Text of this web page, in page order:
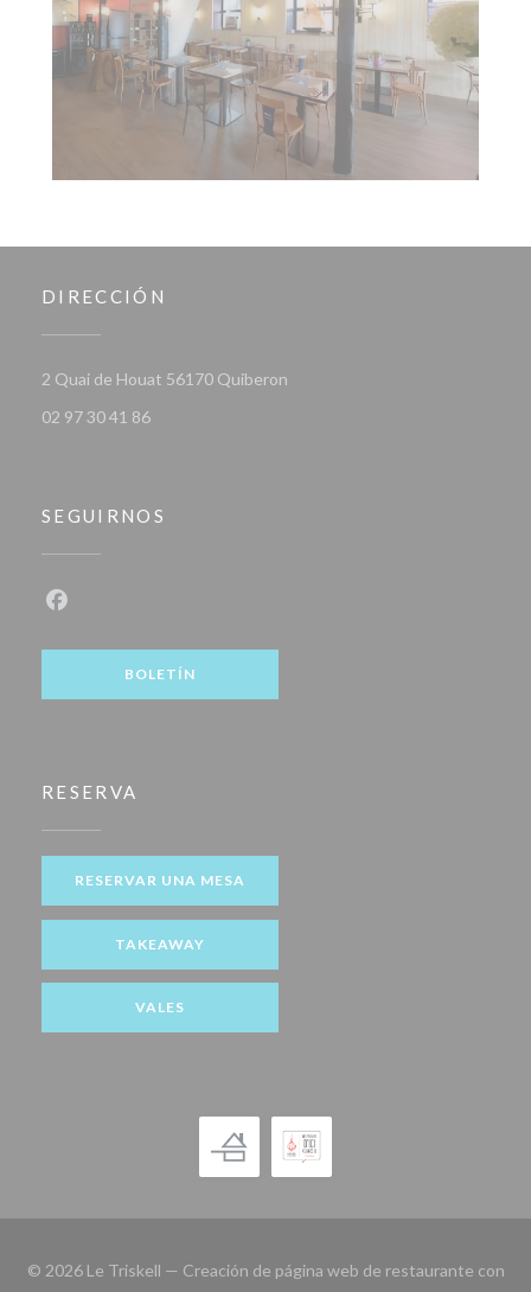
DIRECCIÓN
2 Quai de Houat 56170 Quiberon
02 97 30 41 86
SEGUIRNOS
BOLETÍN
RESERVA
RESERVAR UNA MESA
TAKEAWAY
VALES
© 2026 Le Triskell — Creación de página web de restaurante con